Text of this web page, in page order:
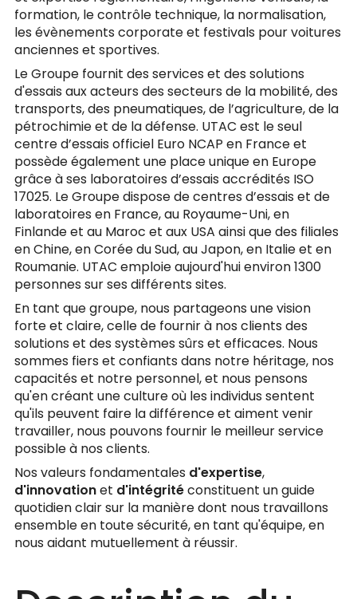
formation, le contrôle technique, la normalisation,
les évènements corporate et festivals pour voitures
anciennes et sportives.
Le Groupe fournit des services et des solutions
d'essais aux acteurs des secteurs de la mobilité, des
transports, des pneumatiques, de l’agriculture, de la
pétrochimie et de la défense. UTAC est le seul
centre d’essais officiel Euro NCAP en France et
possède également une place unique en Europe
grâce à ses laboratoires d’essais accrédités ISO
17025. Le Groupe dispose de centres d’essais et de
laboratoires en France, au Royaume-Uni, en
Finlande et au Maroc et aux USA ainsi que des filiales
en Chine, en Corée du Sud, au Japon, en Italie et en
Roumanie. UTAC emploie aujourd'hui environ 1300
personnes sur ses différents sites.
En tant que groupe, nous partageons une vision
forte et claire, celle de fournir à nos clients des
solutions et des systèmes sûrs et efficaces. Nous
sommes fiers et confiants dans notre héritage, nos
capacités et notre personnel, et nous pensons
qu'en créant une culture où les individus sentent
qu'ils peuvent faire la différence et aiment venir
travailler, nous pouvons fournir le meilleur service
possible à nos clients.
Nos valeurs fondamentales d'expertise,
d'innovationet d'intégritéconstituent un guide
quotidien clair sur la manière dont nous travaillons
ensemble en toute sécurité, en tant qu'équipe, en
nous aidant mutuellement à réussir.